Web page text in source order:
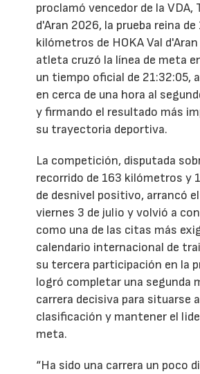
proclamó vencedor de la VDA,
d'Aran 2026, la prueba reina de
kilómetros de HOKA Val d'Aran
atleta cruzó la línea de meta
un tiempo oficial de 21:32:05,
en cerca de una hora al
y firmando el resultado más
su trayectoria deportiva.
La competición, disputada
recorrido de 163 kilómetros y
de desnivel positivo, arrancó
viernes 3 de julio y volvió a
como una de las citas más
calendario internacional de
su tercera participación en la
logró completar una segunda
carrera decisiva para situarse
clasificación y mantener el
meta.
“Ha sido una carrera un poco